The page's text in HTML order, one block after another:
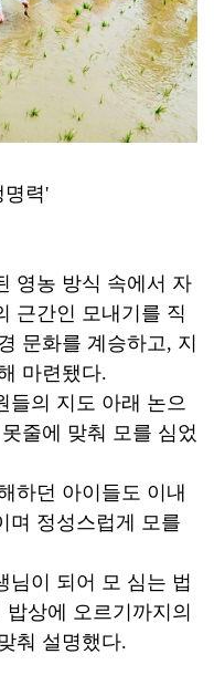
명력'
영농 방식 속에서 자
근간인 모내기를 직
문화를 계승하고, 지
마련됐다.
들의 지도 아래 논으
줄에 맞춰 모를 심었
하던 아이들도 이내
며 정성스럽게 모를
님이 되어 모 심는 법
상에 오르기까지의
춰 설명했다.